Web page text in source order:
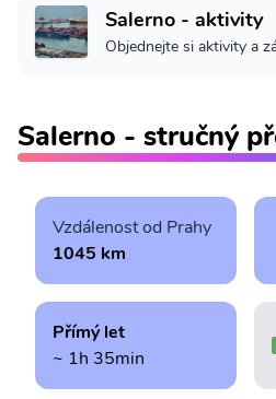
Salerno - aktivity
Objednejte si aktivity a
Salerno - stručný
Vzdálenost od Prahy
1045 km
Přímý let
~ 1h 35min